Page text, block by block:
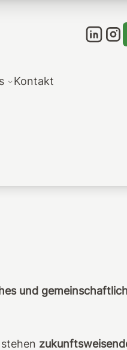
Kontakt
und
stehen